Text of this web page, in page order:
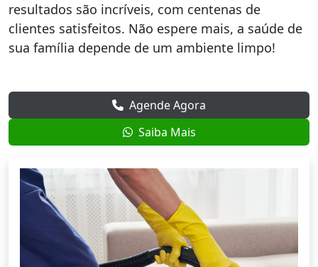
resultados são incríveis, com centenas de
clientes satisfeitos. Não espere mais, a saúde de
sua família depende de um ambiente limpo!
Agende Agora
Saiba Mais